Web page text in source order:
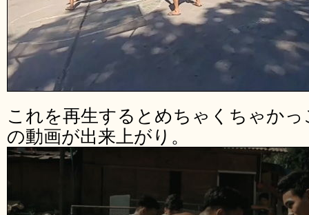
これを再生するとめちゃくちゃか
の動画が出来上がり。